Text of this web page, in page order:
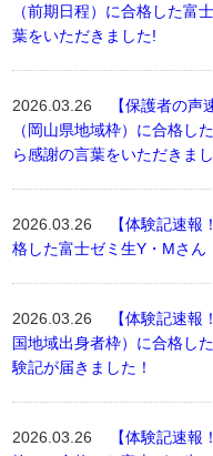
（前期日程）に合格した富
葉をいただきました!
2026.03.26
【保護者の
（岡山県地域枠）に合格し
ら感謝の言葉をいただきま
2026.03.26
【体験記速
格した富士ゼミ生Y・Mさん
2026.03.26
【体験記速
国地域出身者枠）に合格し
験記が届きました！
2026.03.26
【体験記速